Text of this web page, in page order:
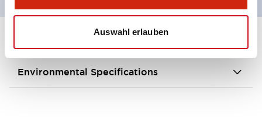
Auswahl erlauben
Spezifikationen Alle erweitern+
Environmental Specifications